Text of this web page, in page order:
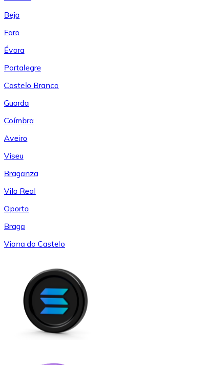
Beja
Faro
Évora
Portalegre
Castelo Branco
Guarda
Coímbra
Aveiro
Viseu
Braganza
Vila Real
Oporto
Braga
Viana do Castelo